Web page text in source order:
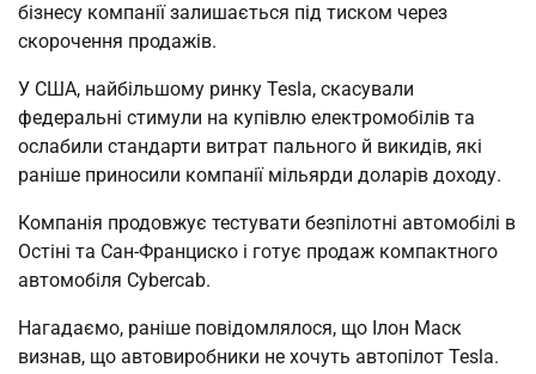
бізнесу компанії залишається під тиском через
скорочення продажів.
У США, найбільшому ринку Tesla, скасували
федеральні стимули на купівлю електромобілів та
ослабили стандарти витрат пального й викидів, які
раніше приносили компанії мільярди доларів доходу.
Компанія продовжує тестувати безпілотні автомобілі в
Остіні та Сан-Франциско і готує продаж компактного
автомобіля Cybercab.
Нагадаємо, раніше повідомлялося, що Ілон Маск
визнав, що автовиробники не хочуть автопілот Tesla.